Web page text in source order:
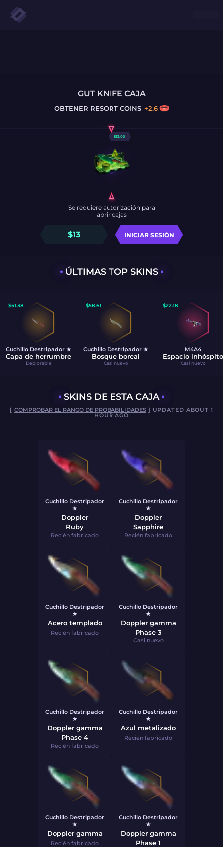
GUT KNIFE CAJA
OBTENER RESORT COINS +2.6
$13.00
$13 INICIAR SESIÓN
Se requiere autorización para
abrir cajas
ÚLTIMAS TOP SKINS
$51.38
Cuchillo Destripador ★
Capa de herrumbre
Deplorable
$58.61
Cuchillo Destripador ★
Bosque boreal
Casi nuevo
$22.18
M4A4
Espacio inhóspito
Casi nuevo
SKINS DE ESTA CAJA
[ COMPROBAR EL RANGO DE PROBABILIDADES] UPDATED ABOUT 1
HOUR AGO
Cuchillo Destripador
★
Doppler
Ruby
Recién fabricado
Cuchillo Destripador
★
Doppler
Sapphire
Recién fabricado
Cuchillo Destripador
★
Acero templado
Recién fabricado
Cuchillo Destripador
★
Doppler gamma
Phase 3
Casi nuevo
Cuchillo Destripador
★
Doppler gamma
Phase 4
Recién fabricado
Cuchillo Destripador
★
Azul metalizado
Recién fabricado
Cuchillo Destripador
★
Doppler gamma
Recién fabricado
Cuchillo Destripador
★
Doppler gamma
Phase 1